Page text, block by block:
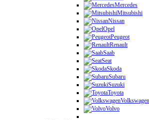
Mercedes
Mitsubishi
Nissan
Opel
Peugeot
Renault
Saab
Seat
Skoda
Subaru
Suzuki
Toyota
Volkswagen
Volvo